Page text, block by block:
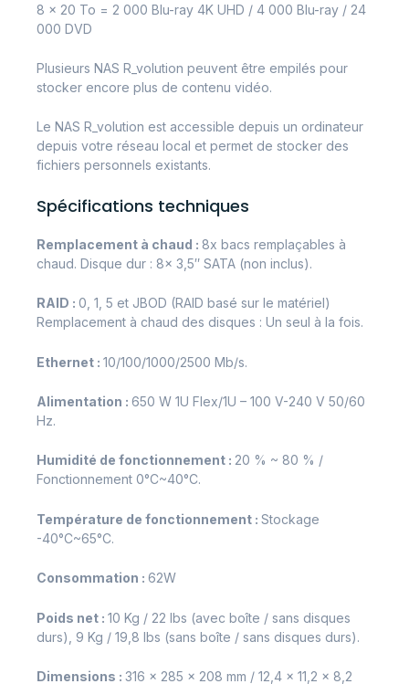
8 x 20 To = 2 000 Blu-ray 4K UHD / 4 000 Blu-ray / 24
000 DVD ​
Plusieurs NAS R_volution peuvent être empilés pour
stocker encore plus de contenu vidéo.
Le NAS R_volution est accessible depuis un ordinateur
depuis votre réseau local et permet de stocker des
fichiers personnels existants.
Spécifications techniques
Remplacement à chaud : 8x bacs remplaçables à
chaud. Disque dur : 8x 3,5″ SATA (non inclus).
RAID : 0, 1, 5 et JBOD (RAID basé sur le matériel)
Remplacement à chaud des disques : Un seul à la fois.
Ethernet : 10/100/1000/2500 Mb/s.
Alimentation : 650 W 1U Flex/1U – 100 V-240 V 50/60
Hz.
Humidité de fonctionnement : 20 % ~ 80 % /
Fonctionnement 0°C~40°C.
Température de fonctionnement : Stockage
-40°C~65°C.
Consommation : 62W
Poids net : 10 Kg / 22 lbs (avec boîte / sans disques
durs), 9 Kg / 19,8 lbs (sans boîte / sans disques durs).
Dimensions : 316 x 285 x 208 mm / 12,4 x 11,2 x 8,2